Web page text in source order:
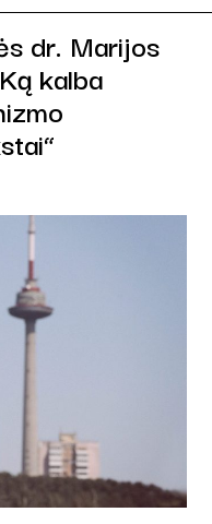
dr. Marijos
kalba